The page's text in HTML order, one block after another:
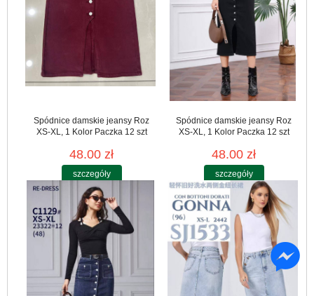
Spódnice damskie jeansy Roz
XS-XL, 1 Kolor Paczka 12 szt
48.00 zł
szczegóły
Spódnice damskie jeansy Roz
XS-XL, 1 Kolor Paczka 12 szt
48.00 zł
szczegóły